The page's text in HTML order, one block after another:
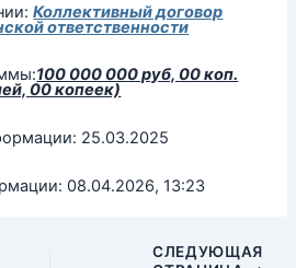
Коллективный договор
ответственности
100 000 000 руб, 00 коп.
00 копеек)
25.03.2025
08.04.2026, 13:23
СЛЕДУЮЩАЯ